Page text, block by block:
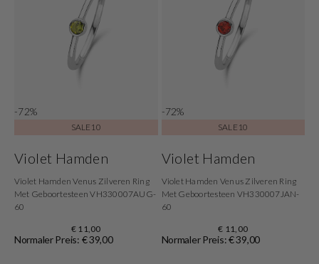
-72%
SALE10
Violet Hamden
Violet Hamden Venus Zilveren Ring
Met Geboortesteen VH330007AUG-
60
€ 11,00
Normaler Preis: € 39,00
-72%
SALE10
Violet Hamden
Violet Hamden Venus Zilveren Ring
Met Geboortesteen VH330007JAN-
60
€ 11,00
Normaler Preis: € 39,00